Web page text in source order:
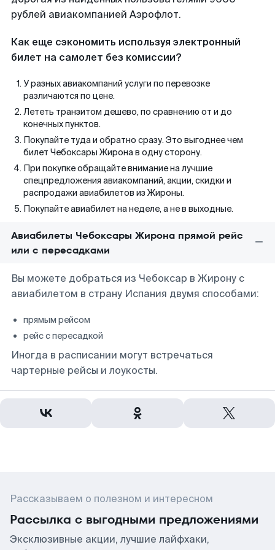
рублей авиакомпанией Аэрофлот.
Как еще сэкономить используя электронный
билет на самолет без комиссии?
У разных авиакомпаний услуги по перевозке
различаются по цене.
Лететь транзитом дешево, по сравнению от и до
конечных пунктов.
Покупайте туда и обратно сразу. Это выгоднее чем
билет Чебоксары Жирона в одну сторону.
При покупке обращайте внимание на лучшие
спецпредложения авиакомпаний, акции, скидки и
распродажи авиабилетов из Жироны.
Покупайте авиабилет на неделе, а не в выходные.
Авиабилеты Чебоксары Жирона прямой рейс
или с пересадками
Вы можете добраться из Чебоксар в Жирону с
авиабилетом в страну Испания двумя способами:
прямым рейсом
рейс с пересадкой
Иногда в расписании могут встречаться
чартерные рейсы и лоукосты.
Рассказываем о полезном и интересном
Рассылка с выгодными предложениями
Эксклюзивные акции, лучшие лайфхаки,